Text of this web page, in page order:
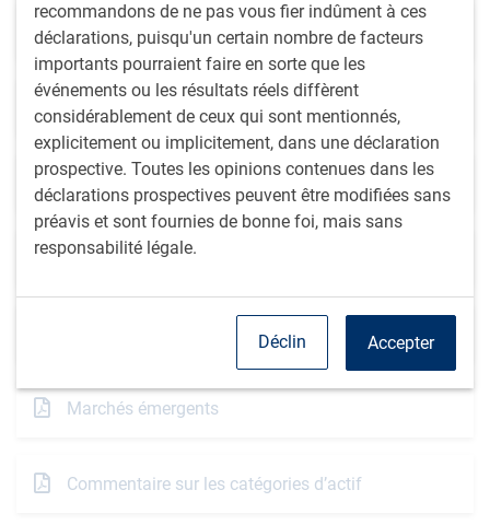
recommandons de ne pas vous fier indûment à ces
déclarations, puisqu'un certain nombre de facteurs
importants pourraient faire en sorte que les
événements ou les résultats réels diffèrent
considérablement de ceux qui sont mentionnés,
explicitement ou implicitement, dans une déclaration
prospective. Toutes les opinions contenues dans les
déclarations prospectives peuvent être modifiées sans
préavis et sont fournies de bonne foi, mais sans
responsabilité légale.
Accepter
Déclin
Sommaire
Actualités boursières instantanées
Perspectives économiques
Marchés mondiaux des titres à revenu fixe
Marchés émergents
Commentaire sur les catégories d’actif